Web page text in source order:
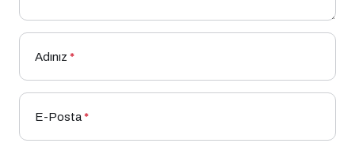
Adınız *
E-Posta*